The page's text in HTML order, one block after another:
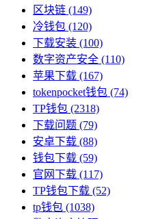
区块链 (149)
冷钱包 (120)
下载安装 (100)
数字资产安全 (110)
苹果下载 (167)
tokenpocket钱包 (74)
TP钱包 (2318)
下载问题 (79)
安卓下载 (88)
钱包下载 (59)
官网下载 (117)
TP钱包下载 (52)
tp钱包 (1038)